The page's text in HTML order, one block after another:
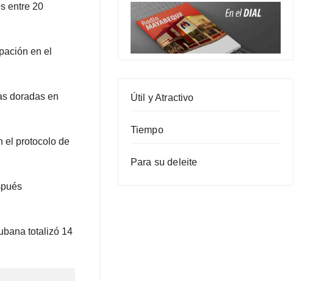
entre 20
en el
doradas en
el protocolo de
totalizó 14
Útil y Atractivo
Tiempo
Para su deleite